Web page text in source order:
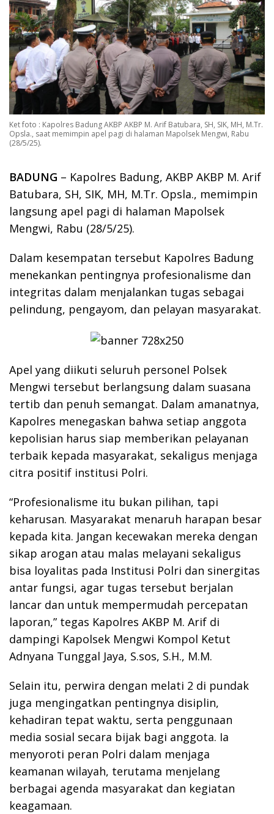
Ket foto : Kapolres Badung AKBP AKBP M. Arif Batubara, SH, SIK, MH, M.Tr.
Opsla., saat memimpin apel pagi di halaman Mapolsek Mengwi, Rabu
(28/5/25).
BADUNG – Kapolres Badung, AKBP AKBP M. Arif
Batubara, SH, SIK, MH, M.Tr. Opsla., memimpin
langsung apel pagi di halaman Mapolsek
Mengwi, Rabu (28/5/25).
Dalam kesempatan tersebut Kapolres Badung
menekankan pentingnya profesionalisme dan
integritas dalam menjalankan tugas sebagai
pelindung, pengayom, dan pelayan masyarakat.
Apel yang diikuti seluruh personel Polsek
Mengwi tersebut berlangsung dalam suasana
tertib dan penuh semangat. Dalam amanatnya,
Kapolres menegaskan bahwa setiap anggota
kepolisian harus siap memberikan pelayanan
terbaik kepada masyarakat, sekaligus menjaga
citra positif institusi Polri.
“Profesionalisme itu bukan pilihan, tapi
keharusan. Masyarakat menaruh harapan besar
kepada kita. Jangan kecewakan mereka dengan
sikap arogan atau malas melayani sekaligus
bisa loyalitas pada Institusi Polri dan sinergitas
antar fungsi, agar tugas tersebut berjalan
lancar dan untuk mempermudah percepatan
laporan,” tegas Kapolres AKBP M. Arif di
dampingi Kapolsek Mengwi Kompol Ketut
Adnyana Tunggal Jaya, S.sos, S.H., M.M.
Selain itu, perwira dengan melati 2 di pundak
juga mengingatkan pentingnya disiplin,
kehadiran tepat waktu, serta penggunaan
media sosial secara bijak bagi anggota. Ia
menyoroti peran Polri dalam menjaga
keamanan wilayah, terutama menjelang
berbagai agenda masyarakat dan kegiatan
keagamaan.